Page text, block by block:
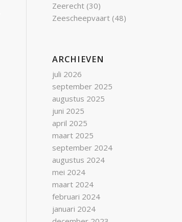
Zeerecht (30)
Zeescheepvaart (48)
ARCHIEVEN
juli 2026
september 2025
augustus 2025
juni 2025
april 2025
maart 2025
september 2024
augustus 2024
mei 2024
maart 2024
februari 2024
januari 2024